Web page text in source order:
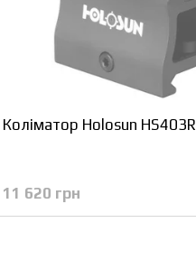
Коліматор Holosun HS403R
11 620 грн